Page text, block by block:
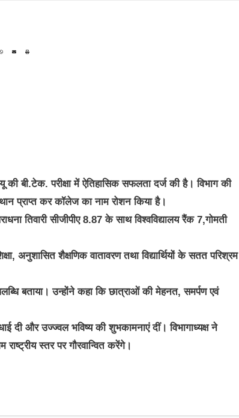
बी.टेक. परीक्षा में ऐतिहासिक सफलता दर्ज की है। विभाग की
प्राप्त कर कॉलेज का नाम रोशन किया है।
तिवारी सीजीपीए 8.87 के साथ विश्वविद्यालय रैंक 7,गोमती
अनुशासित शैक्षणिक वातावरण तथा विद्यार्थियों के सतत परिश्रम
बताया। उन्होंने कहा कि छात्राओं की मेहनत, समर्पण एवं
और उज्ज्वल भविष्य की शुभकामनाएं दीं। विभागाध्यक्ष ने
राष्ट्रीय स्तर पर गौरवान्वित करेंगे।